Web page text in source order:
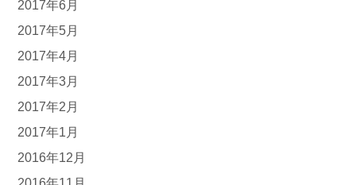
2017年6月
2017年5月
2017年4月
2017年3月
2017年2月
2017年1月
2016年12月